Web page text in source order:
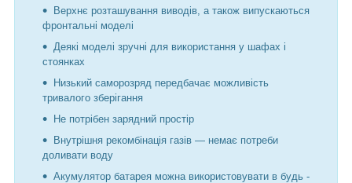
Верхнє розташування виводів, а також випускаються
фронтальні моделі
Деякі моделі зручні для використання у шафах і
стоянках
Низький саморозряд передбачає можливість
тривалого зберігання
Не потрібен зарядний простір
Внутрішня рекомбінація газів — немає потреби
доливати воду
Акумулятор батарея можна використовувати в будь -